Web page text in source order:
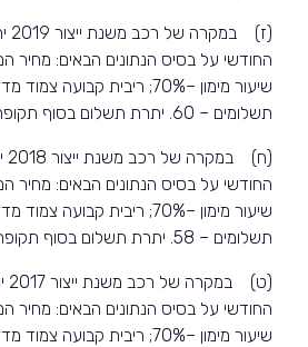
החודשי על בסיס הנתונים הבאים: מחיר
תשלומים – 60. יתרת תשלום בסוף תקופת ההלוואה – 30%.
החודשי על בסיס הנתונים הבאים: מחיר
תשלומים – 58. יתרת תשלום בסוף תקופת ההלוואה – 30%.
החודשי על בסיס הנתונים הבאים: מחיר